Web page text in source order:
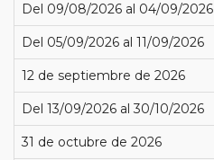
Del 09/08/2026 al 04/09/2026
Del 05/09/2026 al 11/09/2026
12 de septiembre de 2026
Del 13/09/2026 al 30/10/2026
31 de octubre de 2026